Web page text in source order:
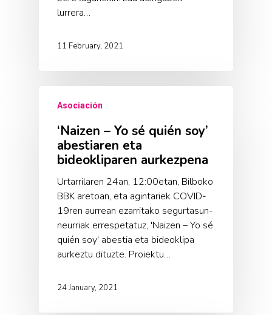
lurrera…
11 February, 2021
Asociación
‘Naizen – Yo sé quién soy’
abestiaren eta
bideokliparen aurkezpena
Urtarrilaren 24an, 12:00etan, Bilboko
BBK aretoan, eta agintariek COVID-
19ren aurrean ezarritako segurtasun-
neurriak errespetatuz, 'Naizen – Yo sé
quién soy' abestia eta bideoklipa
aurkeztu dituzte. Proiektu…
24 January, 2021